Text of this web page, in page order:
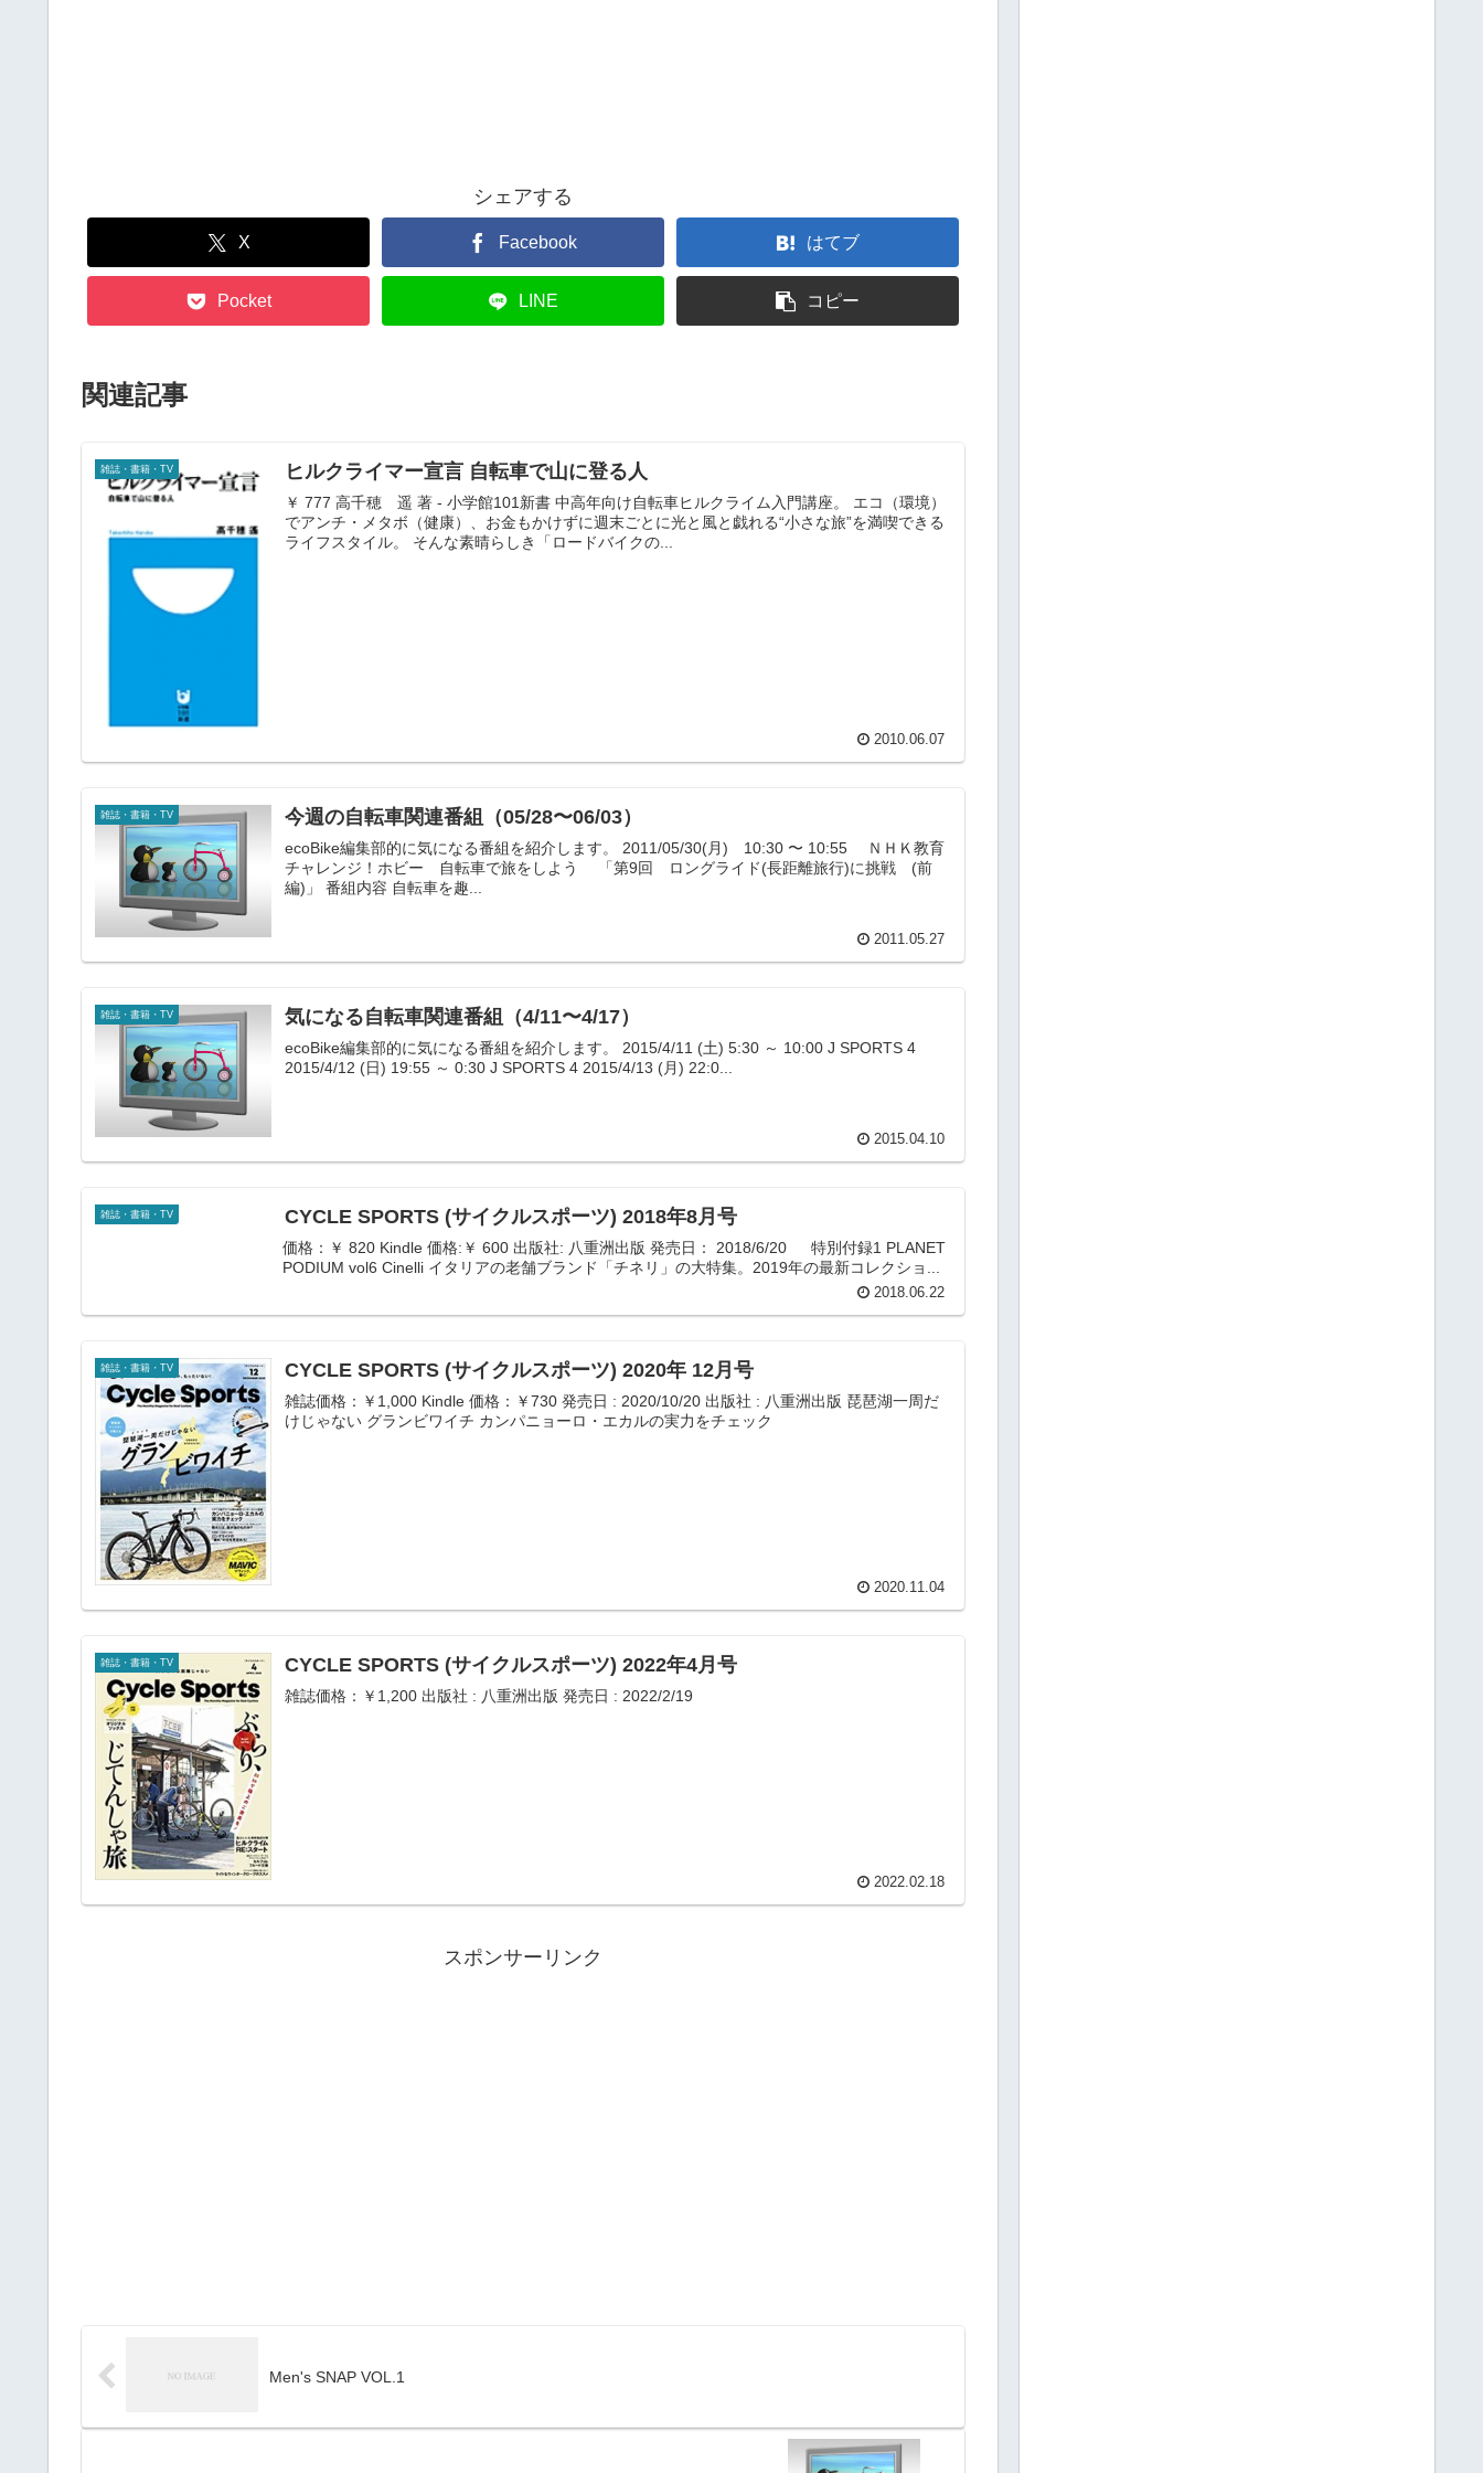
シェアする
X Facebook はてブ
Pocket LINE コピー
関連記事
雑誌・書籍・TV ヒルクライマー宣言 自転車で山に登る人
￥ 777 高千穂 遥 著 - 小学館101新書 中高年向け自転車ヒルクライム入門講座。 エコ（環境）
でアンチ・メタボ（健康）、お金もかけずに週末ごとに光と風と戯れる“小さな旅”を満喫できる
ライフスタイル。 そんな素晴らしき「ロードバイクの...
2010.06.07
雑誌・書籍・TV 今週の自転車関連番組（05/28〜06/03）
ecoBike編集部的に気になる番組を紹介します。 2011/05/30(月) 10:30 〜 10:55 ＮＨＫ教育
チャレンジ！ホビー 自転車で旅をしよう 「第9回 ロングライド(長距離旅行)に挑戦 (前
編)」 番組内容 自転車を趣...
2011.05.27
雑誌・書籍・TV 気になる自転車関連番組（4/11〜4/17）
ecoBike編集部的に気になる番組を紹介します。 2015/4/11 (土) 5:30 ～ 10:00 J SPORTS 4
2015/4/12 (日) 19:55 ～ 0:30 J SPORTS 4 2015/4/13 (月) 22:0...
2015.04.10
雑誌・書籍・TV CYCLE SPORTS (サイクルスポーツ) 2018年8月号
価格：￥ 820 Kindle 価格:￥ 600 出版社: 八重洲出版 発売日： 2018/6/20 特別付録1 PLANET
PODIUM vol6 Cinelli イタリアの老舗ブランド「チネリ」の大特集。2019年の最新コレクショ...
2018.06.22
雑誌・書籍・TV CYCLE SPORTS (サイクルスポーツ) 2020年 12月号
雑誌価格：￥1,000 Kindle 価格：￥730 発売日 : 2020/10/20 出版社 : 八重洲出版 琵琶湖一周だ
けじゃない グランビワイチ カンパニョーロ・エカルの実力をチェック
2020.11.04
雑誌・書籍・TV CYCLE SPORTS (サイクルスポーツ) 2022年4月号
雑誌価格：￥1,200 出版社 : 八重洲出版 発売日 : 2022/2/19
2022.02.18
スポンサーリンク
Men's SNAP VOL.1